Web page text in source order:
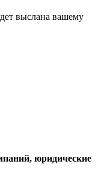
выслана вашему
юридические